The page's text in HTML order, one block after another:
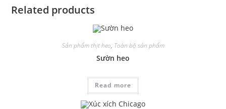
Related products
Sản phẩm thịt heo, Toàn bộ sản phẩm
Sườn heo
Read more